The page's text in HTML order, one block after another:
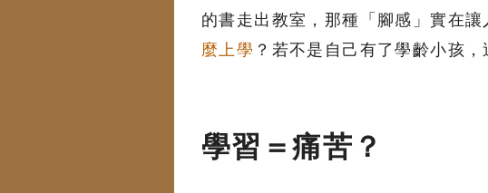
的書走出教室，那種「腳感」實在
麼上學 ？若不是自己有了學齡小孩
學習＝痛苦？